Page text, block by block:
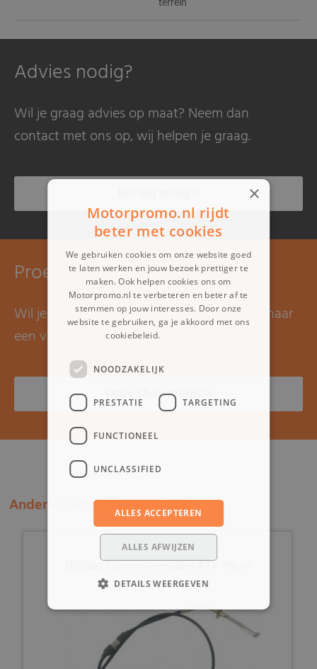
terrein
Advies nodig?
Wil je graag advies op maat? Neem dan
contact met ons op, wij helpen je graag.
Proefrit maken?
Wil je graag een proefrit maken? Kom dan naar
een van onze showrooms.
Onze showrooms >
Andere klanten bekeken ook:
(13D5b) Trommelremkabel ATV 115cm
×
Motorpromo.nl rijdt
beter met cookies
We gebruiken cookies om onze website goed
te laten werken en jouw bezoek prettiger te
maken. Ook helpen cookies ons om
Motorpromo.nl te verbeteren en beter af te
stemmen op jouw interesses. Door onze
website te gebruiken, ga je akkoord met ons
cookiebeleid.
NOODZAKELIJK
PRESTATIE TARGETING
FUNCTIONEEL
UNCLASSIFIED
ALLES ACCEPTEREN
ALLES AFWIJZEN
DETAILS WEERGEVEN